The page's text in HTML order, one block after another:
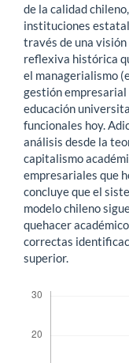
de la calidad
instituciones
través de una
reflexiva histórica
el managerialismo
gestión
educación
funcionales hoy.
análisis desde la
capitalismo
empresariales que
concluye que el
modelo chileno
quehacer
correctas
superior.